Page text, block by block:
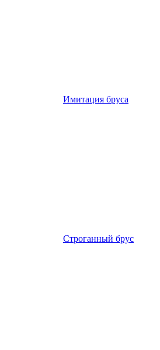
Имитация бруса
Строганный брус